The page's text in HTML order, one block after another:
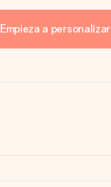
Empieza a personalizar